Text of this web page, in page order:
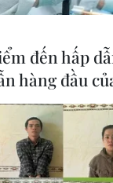
đến hấp
hàng đầu